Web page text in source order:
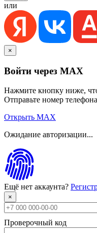
или
×
Войти через MAX
Нажмите кнопку ниже,
Отправьте номер
Открыть MAX
Ожидание авторизации...
Ещё нет аккаунта?
×
Проверочный код